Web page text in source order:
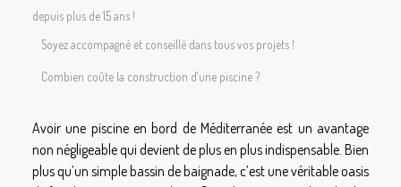
depuis plus de 15 ans !
Soyez accompagné et conseillé dans tous vos projets !
Combien coûte la construction d'une piscine ?
Avoir une piscine en bord de Méditerranée est un avantage
non négligeable qui devient de plus en plus indispensable. Bien
plus qu’un simple bassin de baignade, c’est une véritable oasis